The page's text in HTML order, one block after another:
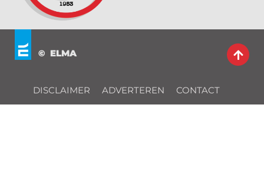
© ELMA
DISCLAIMER ADVERTEREN CONTACT